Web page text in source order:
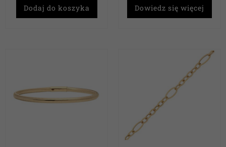
Dodaj do koszyka Dowiedz się więcej